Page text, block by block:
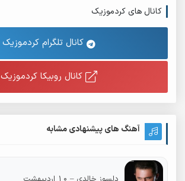
کانال های کردموزیک
کانال تلگرام کردموزیک
کانال روبیکا کردموزیک
آهنگ های پیشنهادی مشابه